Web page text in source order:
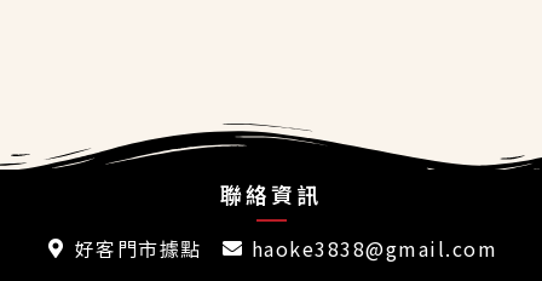
聯絡資訊
好客門市據點 haoke3838@gmail.com